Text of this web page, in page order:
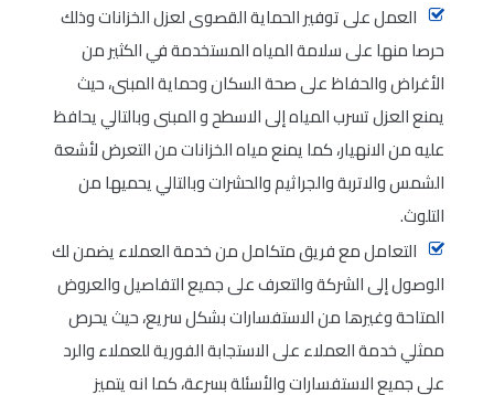
العمل على توفير الحماية القصوى لعزل الخزانات وذلك
حرصا منها على سلامة المياه المستخدمة في الكثير من
الأغراض والحفاظ على صحة السكان وحماية المبنى، حيث
يمنع العزل تسرب المياه إلى الاسطح و المبنى وبالتالي يحافظ
عليه من الانهيار، كما يمنع مياه الخزانات من التعرض لأشعة
الشمس والاتربة والجراثيم والحشرات وبالتالي يحميها من
التلوث.
التعامل مع فريق متكامل من خدمة العملاء يضمن لك
الوصول إلى الشركة والتعرف على جميع التفاصيل والعروض
المتاحة وغيرها من الاستفسارات بشكل سريع، حيث يحرص
ممثلي خدمة العملاء على الاستجابة الفورية للعملاء والرد
على جميع الاستفسارات والأسئلة بسرعة، كما انه يتميز